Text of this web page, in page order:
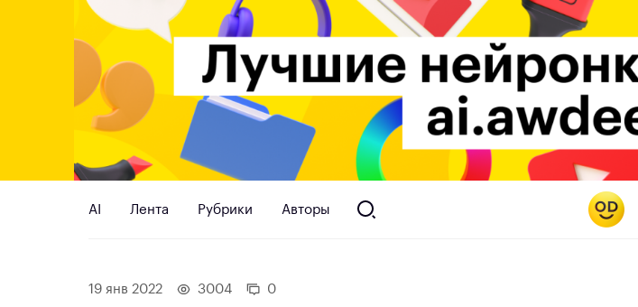
AI Лента Рубрики Авторы
19 янв 2022 3004 0